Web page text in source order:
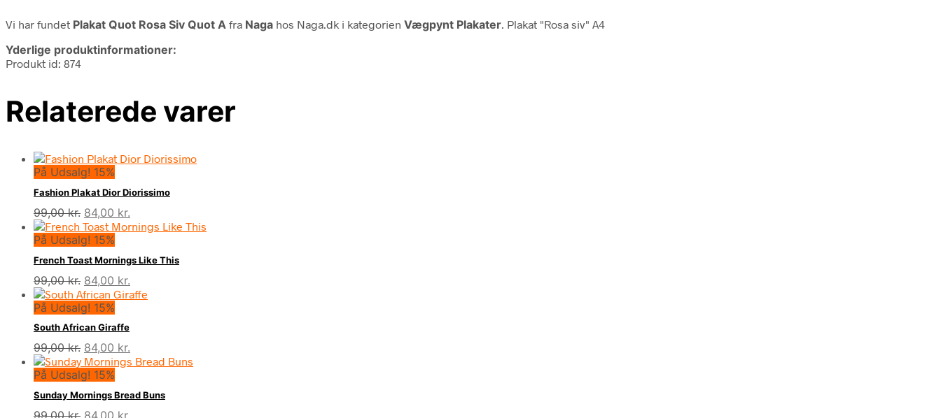
Vi har fundet Plakat Quot Rosa Siv Quot A fra Naga hos Naga.dk i kategorien Vægpynt Plakater . Plakat "Rosa siv" A4
Yderlige produktinformationer:
Produkt id: 874
Relaterede varer
På Udsalg! 15%
Fashion Plakat Dior Diorissimo
99,00kr. Den
oprindelige
pris
var:
99,00 kr..
84,00 kr.
aktuelle
er:
84,00 kr..
På Udsalg! 15%
French Toast Mornings Like This
99,00kr. Den
oprindelige
pris
var:
99,00 kr..
84,00 kr.
aktuelle
På Udsalg! 15%
South African Giraffe
99,00kr. Den
oprindelige
pris
var:
99,00 kr..
84,00 kr.
aktuelle
er:
84,00 kr..
På Udsalg! 15%
Sunday Mornings Bread Buns
99,00kr. Den
84,00 kr.